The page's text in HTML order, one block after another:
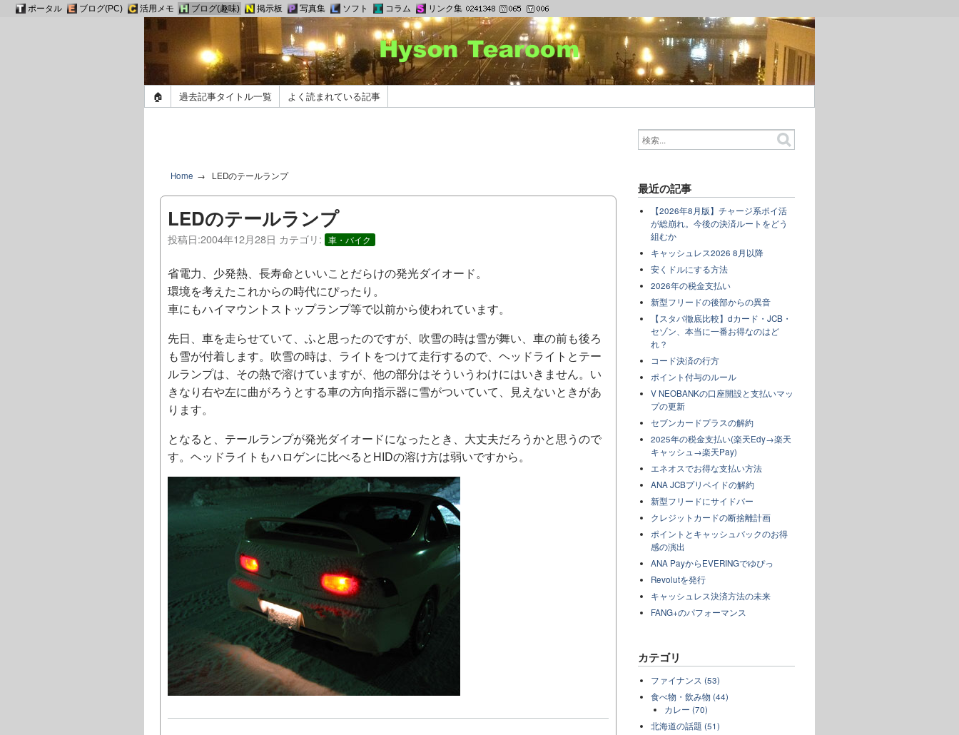
🏠 過去記事タイトル一覧 よく読まれている記事
Home LEDのテールランプ
LEDのテールランプ
投稿日:2004年12月28日 カテゴリ: 車・バイク
省電力、少発熱、長寿命といいことだらけの発光ダイオード。
環境を考えたこれからの時代にぴったり。
車にもハイマウントストップランプ等で以前から使われています。
先日、車を走らせていて、ふと思ったのですが、吹雪の時は雪が舞い、車の前も後ろ
も雪が付着します。吹雪の時は、ライトをつけて走行するので、ヘッドライトとテー
ルランプは、その熱で溶けていますが、他の部分はそういうわけにはいきません。い
きなり右や左に曲がろうとする車の方向指示器に雪がついていて、見えないときがあ
ります。
となると、テールランプが発光ダイオードになったとき、大丈夫だろうかと思うので
す。ヘッドライトもハロゲンに比べるとHIDの溶け方は弱いですから。
最近の記事
【2026年8月版】チャージ系ポイ活
が総崩れ。今後の決済ルートをどう
組むか
キャッシュレス2026 8月以降
安くドルにする方法
2026年の税金支払い
新型フリードの後部からの異音
【スタバ徹底比較】dカード・JCB・
セゾン、本当に一番お得なのはど
れ？
コード決済の行方
ポイント付与のルール
V NEOBANKの口座開設と支払いマッ
プの更新
セブンカードプラスの解約
2025年の税金支払い(楽天Edy→楽天
キャッシュ→楽天Pay)
エネオスでお得な支払い方法
ANA JCBプリペイドの解約
新型フリードにサイドバー
クレジットカードの断捨離計画
ポイントとキャッシュバックのお得
感の演出
ANA PayからEVERINGでゆぴっ
Revolutを発行
キャッシュレス決済方法の未来
FANG+のパフォーマンス
カテゴリ
ファイナンス (53)
食べ物・飲み物 (44)
カレー (70)
北海道の話題 (51)
ポータル ブログ(PC) 活用メモ ブログ(趣味) 掲示板 写真集 ソフト コラム リンク集